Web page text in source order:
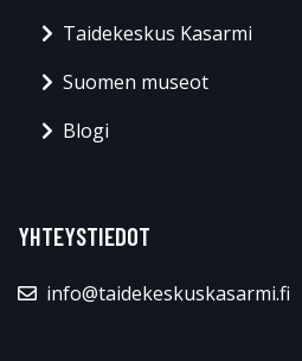
Taidekeskus Kasarmi
Suomen museot
Blogi
YHTEYSTIEDOT
info@taidekeskuskasarmi.fi